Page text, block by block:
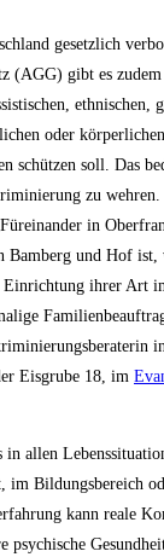
gesetz­lich
(AGG) gibt es
eth­ni­schen,
oder
schüt­zen soll. Das
zu
in
Bam­berg und Hof ist,
ihrer Art
Eis­gru­be 18, im
allen
im Bil­dungs­be­reich
kann rea­le
psy­chi­sche